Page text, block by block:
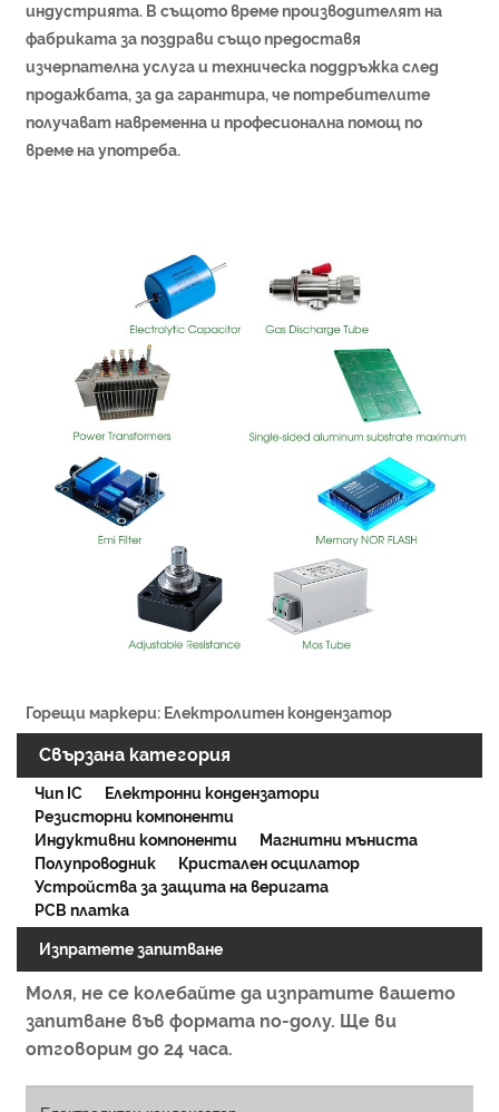
индустрията. В същото време производителят на
фабриката за поздрави също предоставя
изчерпателна услуга и техническа поддръжка след
продажбата, за да гарантира, че потребителите
получават навременна и професионална помощ по
време на употреба.
Горещи маркери: Електролитен кондензатор
Свързана категория
Чип IC
Електронни кондензатори
Резисторни компоненти
Индуктивни компоненти
Магнитни мъниста
Полупроводник
Кристален осцилатор
Устройства за защита на веригата
PCB платка
Изпратете запитване
Моля, не се колебайте да изпратите вашето
запитване във формата по-долу. Ще ви
отговорим до 24 часа.